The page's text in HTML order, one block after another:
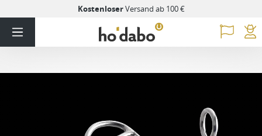
KostenloserVersand ab 100 €